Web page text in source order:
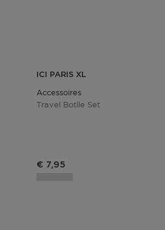
ICI PARIS XL
Accessoires
Travel Botlle Set
Productprijs
€ 7,95